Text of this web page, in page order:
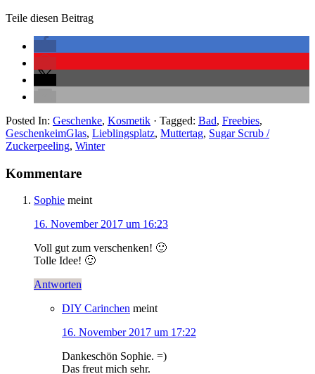
Teile diesen Beitrag
Posted In: Geschenke, Kosmetik · Tagged: Bad, Freebies,
GeschenkeimGlas, Lieblingsplatz, Muttertag, Sugar Scrub /
Zuckerpeeling, Winter
Kommentare
Sophie meint
16. November 2017 um 16:23
Voll gut zum verschenken! 🙂
Tolle Idee! 🙂
Antworten
DIY Carinchen meint
16. November 2017 um 17:22
Dankeschön Sophie. =)
Das freut mich sehr.